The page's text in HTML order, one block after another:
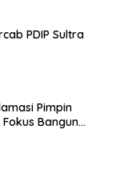
PDIP Sultra
Pimpin
Bangun